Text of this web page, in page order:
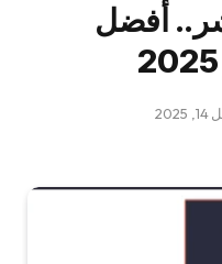
أفضل
2025